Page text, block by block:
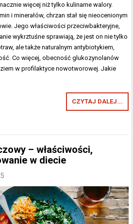
więcej niż tylko kulinarne walory.
i minerałów, chrzan stał się nieocenionym
Jego właściwości przeciwbakteryjne,
wykrztuśne sprawiają, że jest on nie tylko
ale także naturalnym antybiotykiem,
Co więcej, obecność glukozynolanów
w profilaktyce nowotworowej. Jakie
CZYTAJ DALEJ...
– właściwości,
w diecie